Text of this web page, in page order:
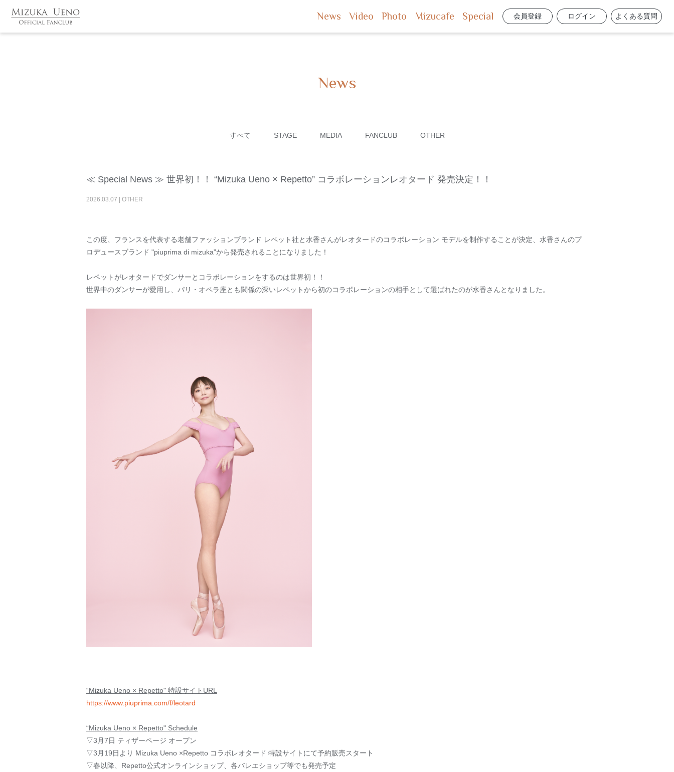
News Video Photo Mizucafe Special 会員登録 ログイン よくある質問
News
すべて STAGE MEDIA FANCLUB OTHER
≪ Special News ≫ 世界初！！ “Mizuka Ueno × Repetto” コラボレーションレオタード 発売決定！！
2026.03.07 OTHER
この度、フランスを代表する老舗ファッションブランド レペット社と水香さんがレオタードのコラボレーション モデルを制作することが決定、水香さんのプ
ロデュースブランド "piuprima di mizuka”から発売されることになりました！
レペットがレオタードでダンサーとコラボレーションをするのは世界初！！
世界中のダンサーが愛用し、パリ・オペラ座とも関係の深いレペットから初のコラボレーションの相手として選ばれたのが水香さんとなりました。
“Mizuka Ueno × Repetto" 特設サイトURL
https://www.piuprima.com/f/leotard
“Mizuka Ueno × Repetto" Schedule
▽3月7日 ティザーページ オープン
▽3月19日より Mizuka Ueno ×Repetto コラボレオタード 特設サイトにて予約販売スタート
▽春以降、Repetto公式オンラインショップ、各バレエショップ等でも発売予定